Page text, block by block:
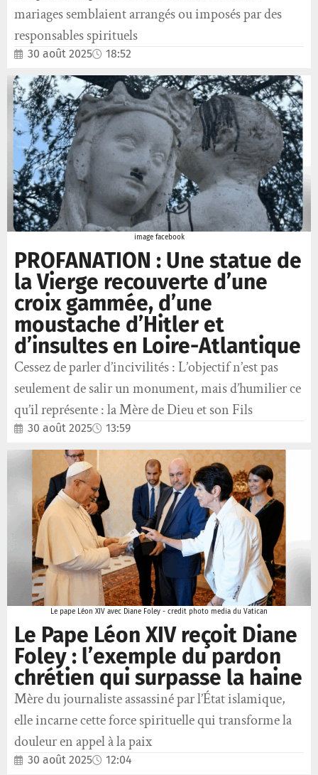
mariages semblaient arrangés ou imposés par des
responsables spirituels
30 août 2025 18:52
image facebook
PROFANATION : Une statue de
la Vierge recouverte d’une
croix gammée, d’une
moustache d’Hitler et
d’insultes en Loire-Atlantique
Cessez de parler d’incivilités : L’objectif n’est pas
seulement de salir un monument, mais d’humilier ce
qu’il représente : la Mère de Dieu et son Fils
30 août 2025 13:59
Le pape Léon XIV avec Diane Foley - credit photo media du Vatican
Le Pape Léon XIV reçoit Diane
Foley : l’exemple du pardon
chrétien qui surpasse la haine
Mère du journaliste assassiné par l’État islamique,
elle incarne cette force spirituelle qui transforme la
douleur en appel à la paix
30 août 2025 12:04